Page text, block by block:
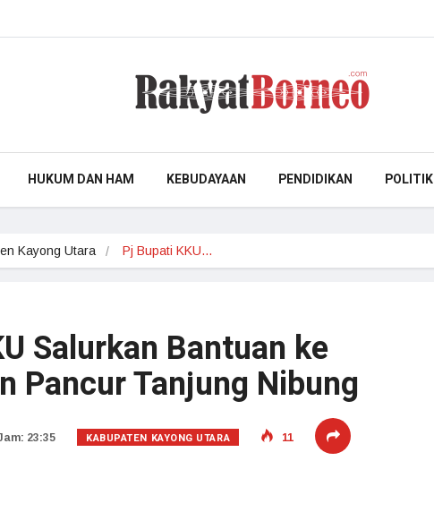
HUKUM DAN HAM KEBUDAYAAN PENDIDIKAN POLITIK
Kayong Utara Pj Bupati KKU…
Salurkan Bantuan ke
Pancur Tanjung Nibung
23:35 KABUPATEN KAYONG UTARA 11